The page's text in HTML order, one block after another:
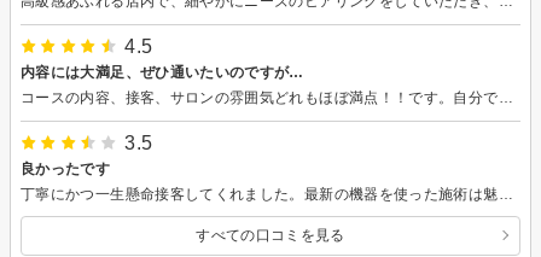
4.5
内容には大満足、ぜひ通いたいのですが…
3.5
良かったです
すべての口コミを見る